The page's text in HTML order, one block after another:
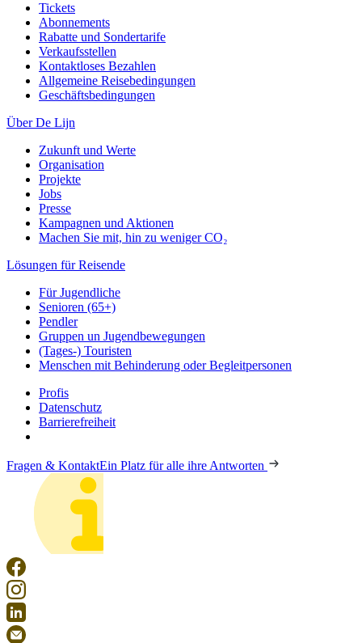
Tickets
Abonnements
Rabatte und Sondertarife
Verkaufsstellen
Kontaktloses Bezahlen
Allgemeine Reisebedingungen
Geschäftsbedingungen
Über De Lijn
Zukunft und Werte
Organisation
Projekte
Jobs
Presse
Kampagnen und Aktionen
Machen Sie mit, hin zu weniger CO₂
Lösungen für Reisende
Für Jugendliche
Senioren (65+)
Pendler
Gruppen un Jugendbewegungen
(Tages-) Touristen
Menschen mit Behinderung oder Begleitpersonen
Profis
Datenschutz
Barrierefreiheit
Fragen & KontaktEin Platz für alle ihre Antworten